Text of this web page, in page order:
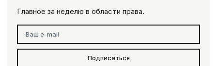
Главное за неделю в области права.
Подписаться